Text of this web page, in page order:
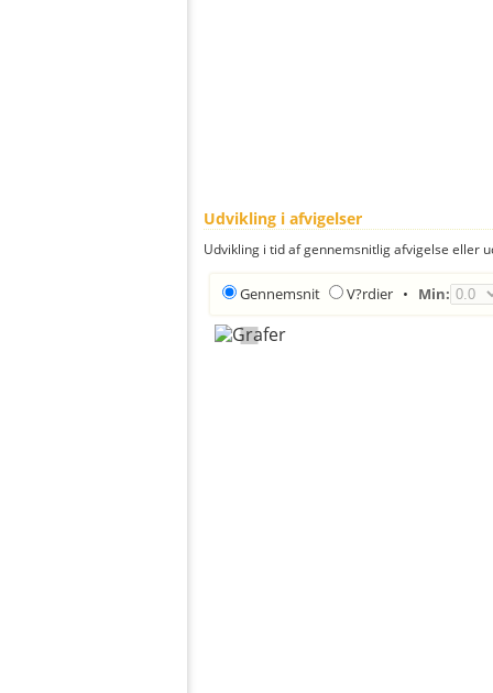
Udvikling i afvigelser
Udvikling i tid af gennemsnitlig afvigelse eller
Gennemsnit V?rdier • Min: